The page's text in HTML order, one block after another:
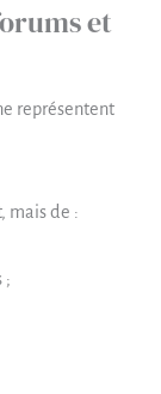
et
représentent
mais de :
;